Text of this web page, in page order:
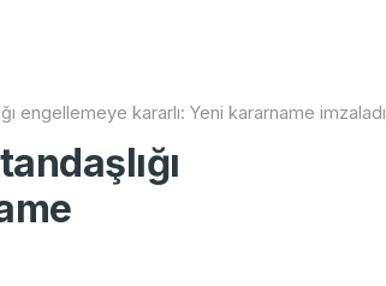
engellemeye kararlı: Yeni kararname imzaladı